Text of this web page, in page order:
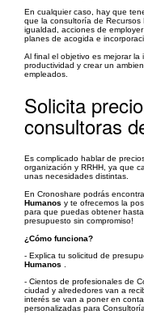
En cualquier caso, hay que
que la consultoría de Recursos
igualdad, acciones de
planes de acogida e
Al final el objetivo es mejorar la
productividad y crear un
empleados.
Solicita
consultoras
Es complicado hablar de
organización y RRHH, ya que
unas necesidades distintas.
En Cronoshare podrás
Humanos y te ofrecemos la
para que puedas obtener
presupuesto sin compromiso!
¿Cómo funciona?
- Explica tu solicitud de
Humanos
- Cientos de profesionales de
ciudad y alrededores van a
interés se van a poner en
personalizadas para